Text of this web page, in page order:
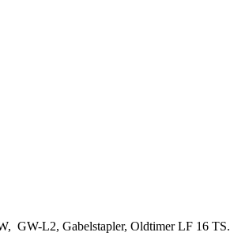
GW-L2, Gabelstapler, Oldtimer LF 16 TS.